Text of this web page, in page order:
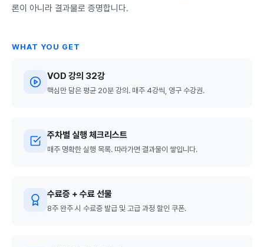
론이 아니라 결과물로 증명합니다.
WHAT YOU GET
VOD 강의 32강
핵심만 담은 평균 20분 강의. 매주 4강씩, 영구 수강권.
주차별 실행 체크리스트
매주 명확한 실행 목록. 따라가면 결과물이 쌓입니다.
수료증 + 수료 선물
8주 완주 시 수료증 발급 및 고급 과정 할인 쿠폰.